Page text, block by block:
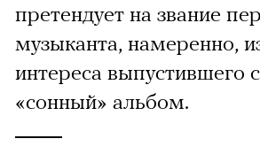
претендует на звание
музыканта, намеренно,
интереса выпустившего
«сонный» альбом.